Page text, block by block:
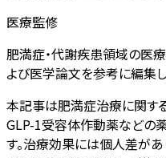
医療監修
肥満症・代謝疾患領域の医
よび医学論文を参考に編集し
本記事は肥満症治療に関す
GLP-1受容体作動薬などの
す。治療効果には個人差が